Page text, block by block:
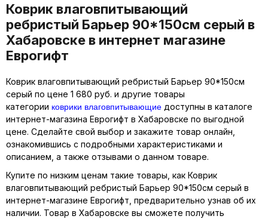
Коврик влаговпитывающий
ребристый Барьер 90*150см серый в
Хабаровске в интернет магазине
Еврогифт
Коврик влаговпитывающий ребристый Барьер 90*150см
серый по цене 1 680 руб. и другие товары
категории коврики влаговпитывающие доступны в каталоге
интернет-магазина Еврогифт в Хабаровске по выгодной
цене. Сделайте свой выбор и закажите товар онлайн,
ознакомившись с подробными характеристиками и
описанием, а также отзывами о данном товаре.
Купите по низким ценам такие товары, как Коврик
влаговпитывающий ребристый Барьер 90*150см серый в
интернет-магазине Еврогифт, предварительно узнав об их
наличии. Товар в Хабаровске вы сможете получить